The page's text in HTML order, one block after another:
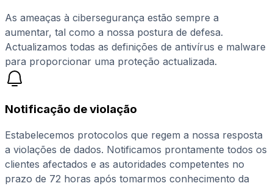
As ameaças à cibersegurança estão sempre a
aumentar, tal como a nossa postura de defesa.
Actualizamos todas as definições de antivírus e malware
para proporcionar uma proteção actualizada.
Notificação de violação
Estabelecemos protocolos que regem a nossa resposta
a violações de dados. Notificamos prontamente todos os
clientes afectados e as autoridades competentes no
prazo de 72 horas após tomarmos conhecimento da